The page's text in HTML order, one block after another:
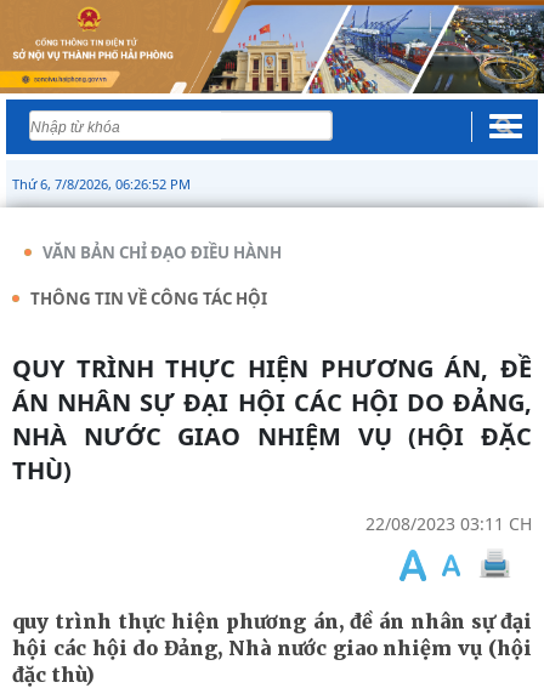
Thứ 6, 7/8/2026, 06:26:52 PM
VĂN BẢN CHỈ ĐẠO ĐIỀU HÀNH
THÔNG TIN VỀ CÔNG TÁC HỘI
QUY TRÌNH THỰC HIỆN PHƯƠNG ÁN, ĐỀ
ÁN NHÂN SỰ ĐẠI HỘI CÁC HỘI DO ĐẢNG,
NHÀ NƯỚC GIAO NHIỆM VỤ (HỘI ĐẶC
THÙ)
22/08/2023 03:11 CH
quy trình thực hiện phương án, đề án nhân sự đại
hội các hội do Đảng, Nhà nước giao nhiệm vụ (hội
đặc thù)